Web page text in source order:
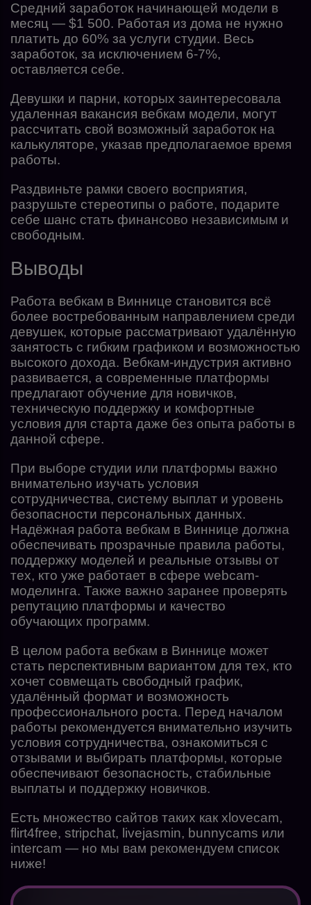
Средний заработок начинающей модели в
месяц — $1 500. Работая из дома не нужно
платить до 60% за услуги студии. Весь
заработок, за исключением 6-7%,
оставляется себе.
Девушки и парни, которых заинтересовала
удаленная вакансия вебкам модели, могут
рассчитать свой возможный заработок на
калькуляторе, указав предполагаемое время
работы.
Раздвиньте рамки своего восприятия,
разрушьте стереотипы о работе, подарите
себе шанс стать финансово независимым и
свободным.
Выводы
Работа вебкам в Виннице становится всё
более востребованным направлением среди
девушек, которые рассматривают удалённую
занятость с гибким графиком и возможностью
высокого дохода. Вебкам-индустрия активно
развивается, а современные платформы
предлагают обучение для новичков,
техническую поддержку и комфортные
условия для старта даже без опыта работы в
данной сфере.
При выборе студии или платформы важно
внимательно изучать условия
сотрудничества, систему выплат и уровень
безопасности персональных данных.
Надёжная работа вебкам в Виннице должна
обеспечивать прозрачные правила работы,
поддержку моделей и реальные отзывы от
тех, кто уже работает в сфере webcam-
моделинга. Также важно заранее проверять
репутацию платформы и качество
обучающих программ.
В целом работа вебкам в Виннице может
стать перспективным вариантом для тех, кто
хочет совмещать свободный график,
удалённый формат и возможность
профессионального роста. Перед началом
работы рекомендуется внимательно изучить
условия сотрудничества, ознакомиться с
отзывами и выбирать платформы, которые
обеспечивают безопасность, стабильные
выплаты и поддержку новичков.
Есть множество сайтов таких как xlovecam,
flirt4free, stripchat, livejasmin, bunnycams или
intercam — но мы вам рекомендуем список
ниже!